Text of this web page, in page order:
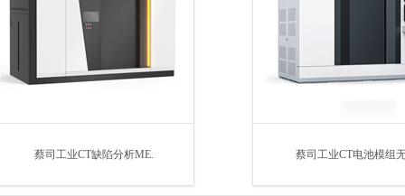
蔡司工业CT缺陷分析ME. 蔡司工业CT电池模组